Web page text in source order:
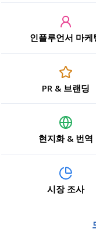
인플루언서 마케
PR & 브랜딩
현지화 & 번역
시장 조사